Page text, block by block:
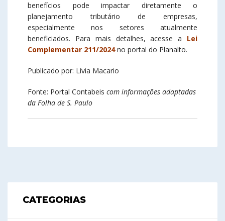
benefícios pode impactar diretamente o
planejamento tributário de empresas,
especialmente nos setores atualmente
beneficiados. Para mais detalhes, acesse a Lei
Complementar 211/2024no portal do Planalto.
Publicado por: Lívia Macario
Fonte: Portal Contabeis com informações adaptadas
da Folha de S. Paulo
CATEGORIAS